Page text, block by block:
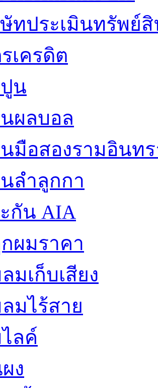
ทประเมินทรัพย์
เครดิต
น
ผลบอล
มือสองรามอินท
ลำลูกกา
กัน AIA
ผมราคา
มเก็บเสียง
มไร้สาย
ลค์
ง